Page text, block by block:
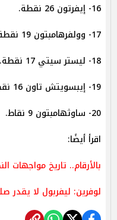
16- إيفرتون 26 نقطة.
17- وولفرهامبتون 19 نقطة.
18- ليستر سيتي 17 نقطة.
19- إيبسويتش تاون 16 نقطة.
20- ساوثهامبتون 9 نقاط.
اقرأ أيضًا:
بالأرقام.. تاريخ مواجهات
لوفرين: ليفربول لا يقدر